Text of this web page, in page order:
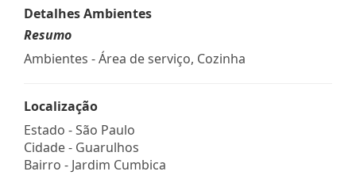
Detalhes Ambientes
Resumo
Ambientes - Área de serviço, Cozinha
Localização
Estado -São Paulo
Cidade - Guarulhos
Bairro - Jardim Cumbica